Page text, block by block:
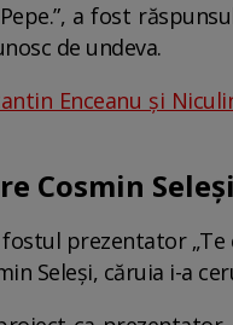
Pepe.”, a fost
de undeva.
Enceanu și
Cosmin Seleși
prezentator „Te
Seleși, căruia i-a